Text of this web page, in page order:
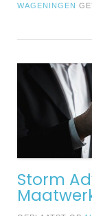
WAGENINGEN
Storm